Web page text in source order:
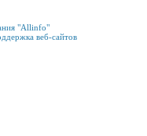
"Allinfo"
веб-сайтов